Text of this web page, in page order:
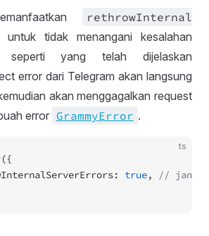
rethrowInternal
untuk tidak menangani kesalahan
seperti yang telah dijelaskan
error dari Telegram akan langsung
akan menggagalkan request
error GrammyError .
ts
({
true,
//